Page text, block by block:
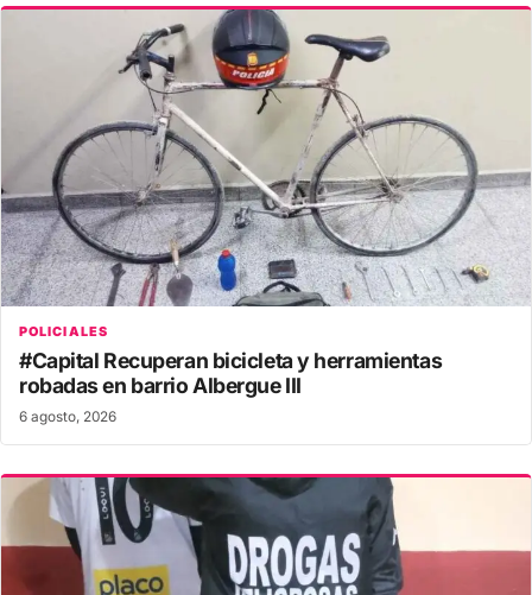
POLICIALES
#Capital Recuperan bicicleta y herramientas
robadas en barrio Albergue III
6 agosto, 2026